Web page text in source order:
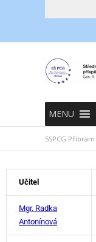
MENU
SSPCG Příbram
Učitel
Mgr. Radka
Antonínová